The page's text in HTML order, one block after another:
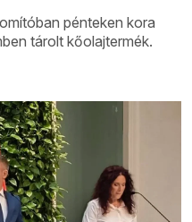
pénteken kora
tárolt kőolajtermék.